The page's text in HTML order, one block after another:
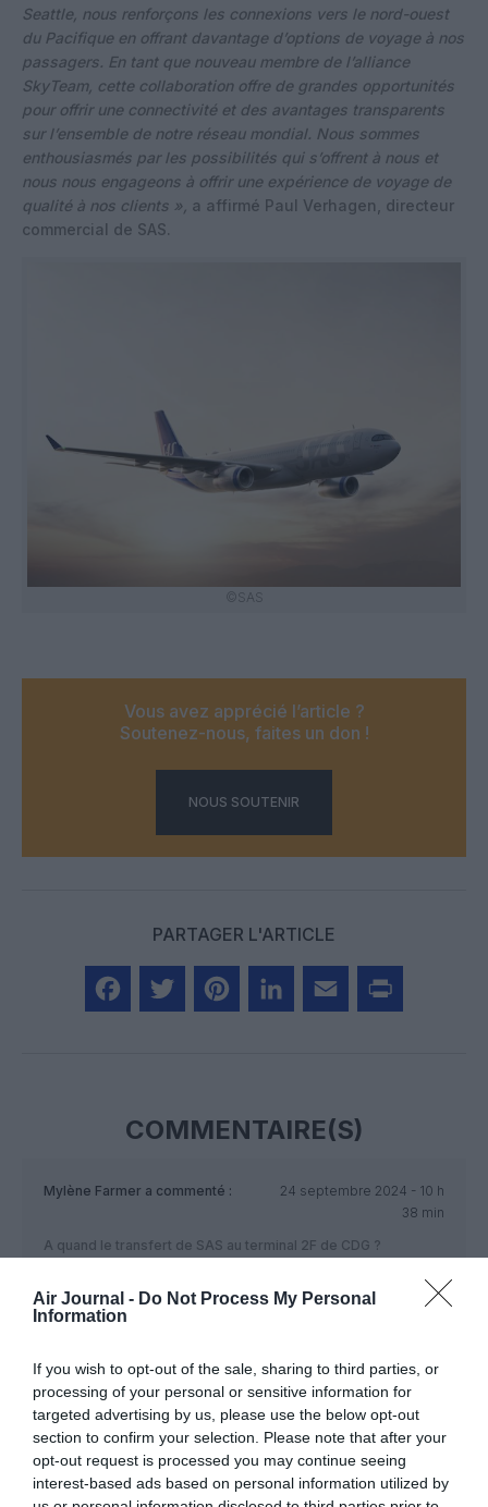
Air Journal - Do Not Process My Personal
Information
If you wish to opt-out of the sale, sharing to third parties, or
processing of your personal or sensitive information for
targeted advertising by us, please use the below opt-out
section to confirm your selection. Please note that after your
opt-out request is processed you may continue seeing
interest-based ads based on personal information utilized by
Seattle, nous renforçons les connexions vers le nord-ouest
du Pacifique en offrant davantage d’options de voyage à nos
passagers. En tant que nouveau membre de l’alliance
SkyTeam, cette collaboration offre de grandes opportunités
pour offrir une connectivité et des avantages transparents
sur l’ensemble de notre réseau mondial. Nous sommes
enthousiasmés par les possibilités qui s’offrent à nous et
nous nous engageons à offrir une expérience de voyage de
qualité à nos clients », a affirmé Paul Verhagen, directeur
commercial de SAS.
©SAS
Vous avez apprécié l’article ?
Soutenez-nous, faites un don !
NOUS SOUTENIR
PARTAGER L'ARTICLE
COMMENTAIRE(S)
Mylène Farmer a commenté :
24 septembre 2024 - 10 h
38 min
A quand le transfert de SAS au terminal 2F de CDG ?
RÉPONDRE
LAISSER UN COMMENTAIRE
FAIRE UN DON